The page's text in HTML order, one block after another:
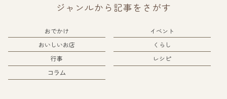
ジャンルから記事をさがす
おでかけ
イベント
おいしいお店
くらし
行事
レシピ
コラム